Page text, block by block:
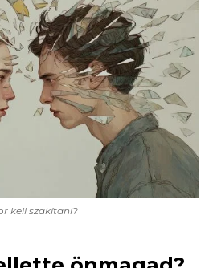
kell szakítani?